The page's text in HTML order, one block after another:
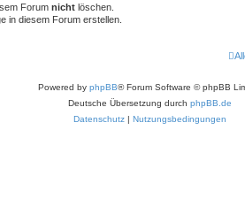
Forum nicht löschen.
in diesem Forum erstellen.
Powered by phpBB® Forum Software © phpBB
Deutsche Übersetzung durch phpBB.de
Datenschutz | Nutzungsbedingungen